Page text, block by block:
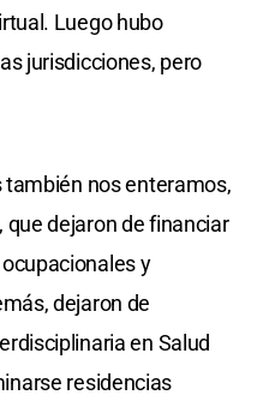
Luego hubo
jurisdicciones, pero
también nos enteramos,
dejaron de financiar
y
dejaron de
en Salud
residencias